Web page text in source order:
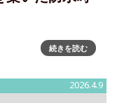
ル」～THE WATER
に再解釈 1961年に
続きを読む
2026.4.9